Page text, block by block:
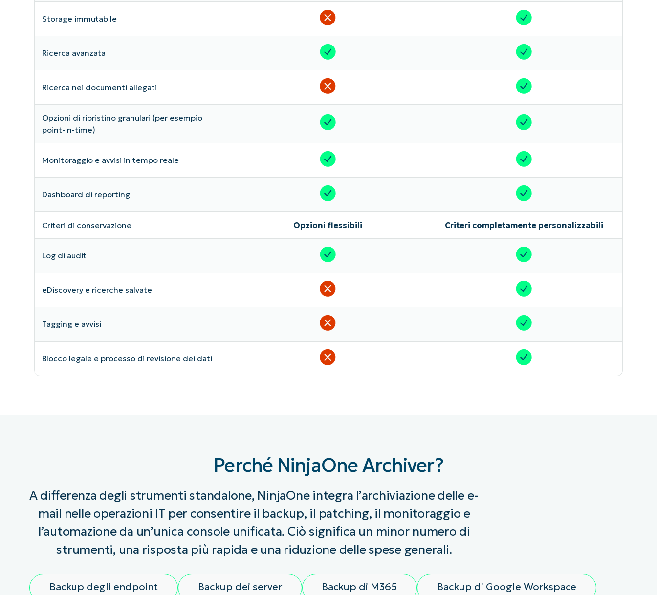
Storage immutabile
Ricerca avanzata
Ricerca nei documenti allegati
Opzioni di ripristino granulari (per esempio
point-in-time)
Monitoraggio e avvisi in tempo reale
Dashboard di reporting
Criteri di conservazione Opzioni flessibili Criteri completamente personalizzabili
Log di audit
eDiscovery e ricerche salvate
Tagging e avvisi
Blocco legale e processo di revisione dei dati
Perché NinjaOne Archiver?
A differenza degli strumenti standalone, NinjaOne integra l’archiviazione delle e-
mail nelle operazioni IT per consentire il backup, il patching, il monitoraggio e
l’automazione da un’unica console unificata. Ciò significa un minor numero di
strumenti, una risposta più rapida e una riduzione delle spese generali.
Backup degli endpoint Backup dei server Backup di M365 Backup di Google Workspace